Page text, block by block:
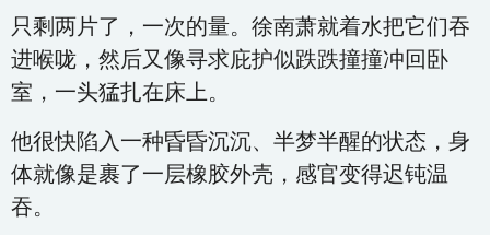
只剩两片了，一次的量。徐南萧就着水把它们吞
进喉咙，然后又像寻求庇护似跌跌撞撞冲回卧
室，一头猛扎在床上。
他很快陷入一种昏昏沉沉、半梦半醒的状态，身
体就像是裹了一层橡胶外壳，感官变得迟钝温
吞。